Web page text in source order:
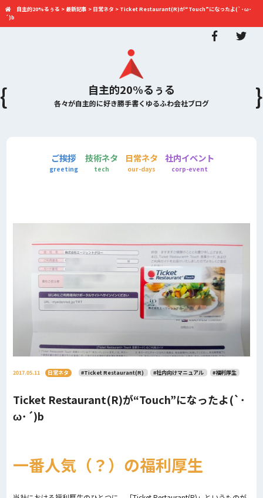
自主的20%るぅる
各々が自主的に好き勝手書くゆるふわ会社ブログ
自主的20%るぅる > 最新記事 > 日常ネタ > Ticket Restaurant(R)が“Touch”になったよ(`･ω･
´)b
ご挨拶
greeting
技術ネタ
tech
日常ネタ
our-days
社内イベント
corp-event
2017.05.11 日常ネタ #Ticket Restaurant(R) #社内向けマニュアル #福利厚生
Ticket Restaurant(R)が“Touch”になったよ(`･
ω･´)b
一番人気（？）の福利厚生